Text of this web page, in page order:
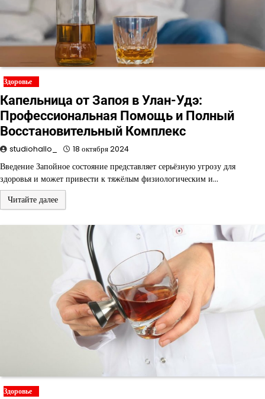
Здоровье
Капельница от Запоя в Улан-Удэ:
Профессиональная Помощь и Полный
Восстановительный Комплекс
studiohallo_ 18 октября 2024
Введение Запойное состояние представляет серьёзную угрозу для
здоровья и может привести к тяжёлым физиологическим и…
Читайте далее
Здоровье